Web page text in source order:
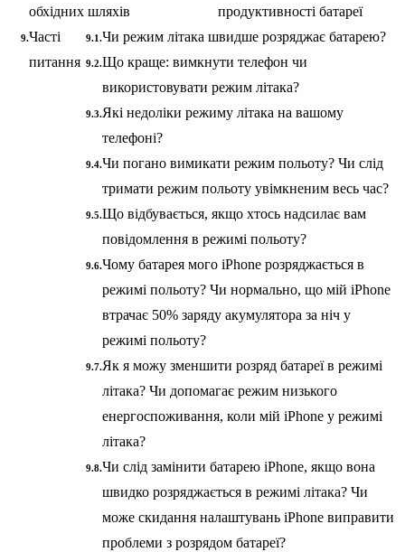
обхідних шляхів
продуктивності батареї
Часті
питання
Чи режим літака швидше розряджає батарею?
Що краще: вимкнути телефон чи
використовувати режим літака?
Які недоліки режиму літака на вашому
телефоні?
Чи погано вимикати режим польоту? Чи слід
тримати режим польоту увімкненим весь час?
Що відбувається, якщо хтось надсилає вам
повідомлення в режимі польоту?
Чому батарея мого iPhone розряджається в
режимі польоту? Чи нормально, що мій iPhone
втрачає 50% заряду акумулятора за ніч у
режимі польоту?
Як я можу зменшити розряд батареї в режимі
літака? Чи допомагає режим низького
енергоспоживання, коли мій iPhone у режимі
літака?
Чи слід замінити батарею iPhone, якщо вона
швидко розряджається в режимі літака? Чи
може скидання налаштувань iPhone виправити
проблеми з розрядом батареї?